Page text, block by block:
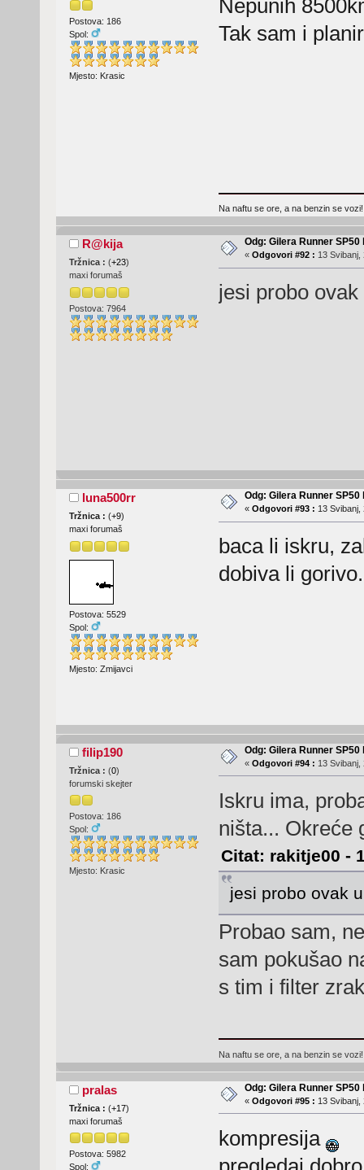
Postova: 186
Spol:
Mjesto: Krasic
Nepunih
Tak sam i
Na naftu se ore, a na benzin se vozi!
R@kija
Tržnica : (+23)
maxi forumaš
Postova: 7964
Odg: Gilera Runner SP50
« Odgovori #92 : 13 Svibanj,
jesi probo ovak
luna500rr
Tržnica : (+9)
maxi forumaš
Postova: 5529
Spol:
Mjesto: Zmijavci
Odg: Gilera Runner SP50
« Odgovori #93 : 13 Svibanj,
baca li iskru,
dobiva li
filip190
Tržnica : (0)
forumski skejter
Postova: 186
Spol:
Mjesto: Krasic
Odg: Gilera Runner SP50
« Odgovori #94 : 13 Svibanj,
Iskru ima,
ništa... Okreće
Citat: rakitje00 -
jesi probo ovak
Probao sam,
sam pokušao
s tim i filter
Na naftu se ore, a na benzin se vozi!
pralas
Tržnica : (+17)
maxi forumaš
Postova: 5982
Spol:
Odg: Gilera Runner SP50
« Odgovori #95 : 13 Svibanj,
kompresija